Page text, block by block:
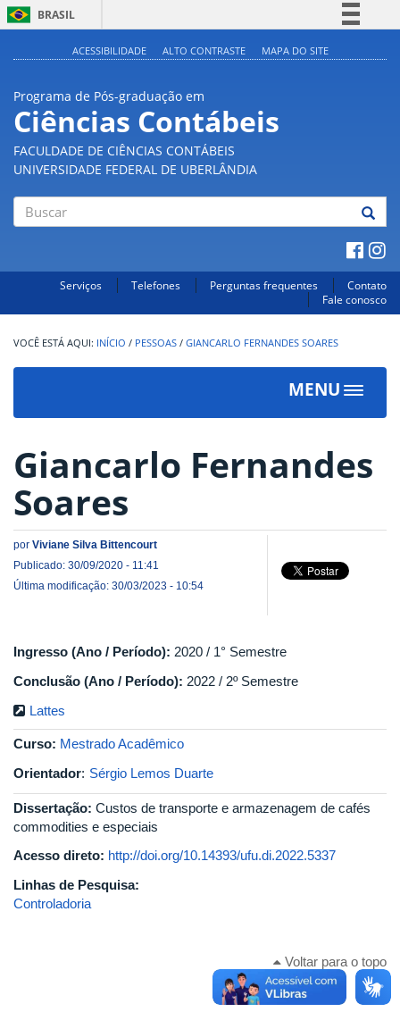
BRASIL
Acesso à informação
ACESSIBILIDADE ALTO CONTRASTE MAPA DO SITE
Programa de Pós-graduação em
Ciências Contábeis
FACULDADE DE CIÊNCIAS CONTÁBEIS
UNIVERSIDADE FEDERAL DE UBERLÂNDIA
Serviços Telefones Perguntas frequentes
Contato
Fale conosco
INÍCIO / PESSOAS / GIANCARLO FERNANDES SOARES
MENU
Toggle
Giancarlo Fernandes
Soares
por Viviane Silva Bittencourt
Publicado: 30/09/2020 - 11:41
Última modificação: 30/03/2023 - 10:54
Ingresso (Ano / Período): 2020 / 1° Semestre
Conclusão (Ano / Período): 2022 / 2º Semestre
Lattes
Curso: Mestrado Acadêmico
Orientador: Sérgio Lemos Duarte
Dissertação: Custos de transporte e armazenagem de cafés
commodities e especiais
Acesso direto: http://doi.org/10.14393/ufu.di.2022.5337
Linhas de Pesquisa:
Controladoria
Voltar para o topo